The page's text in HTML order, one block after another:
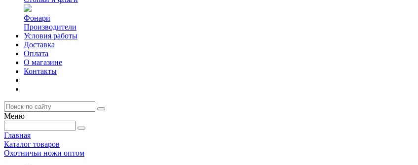
Фонари
Производители
Условия работы
Доставка
Оплата
О магазине
Контакты
Меню
Главная
Каталог товаров
Охотничьи ножи оптом